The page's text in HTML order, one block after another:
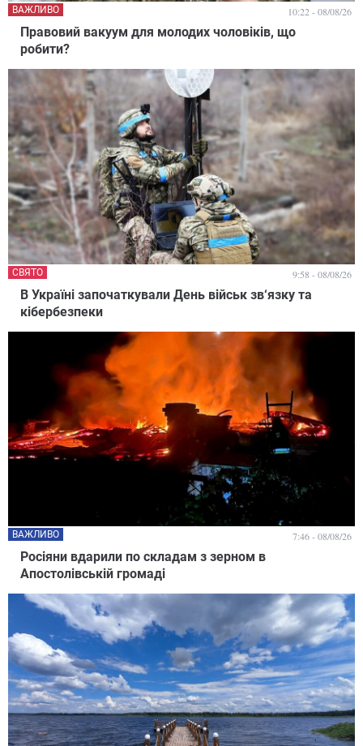
Правовий вакуум для молодих чоловіків, що
робити?
ВАЖЛИВО 10:22 - 08/08/26
В Україні започаткували День військ зв‘язку та
кібербезпеки
СВЯТО 9:58 - 08/08/26
Росіяни вдарили по складам з зерном в
Апостолівській громаді
ВАЖЛИВО 7:46 - 08/08/26